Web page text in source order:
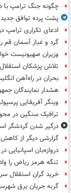
چگونه جنگ ترامپ
پشت پرده توافق جدید
ادعای تکراری ترامپ
گرد و غبار آسمان قم
وزیران صهیونیست
تلاش پزشکان
بحران در راه‌آهن
هشدار نمایندگان
وینگر آفریقایی
ترافیک سنگین در
درگیر شدن گردشگر
گزارشی دیگر از
دروازه‌بان
تنگه هرمز ریاض را
خرید گران استقلال سر
گربه جریان برق